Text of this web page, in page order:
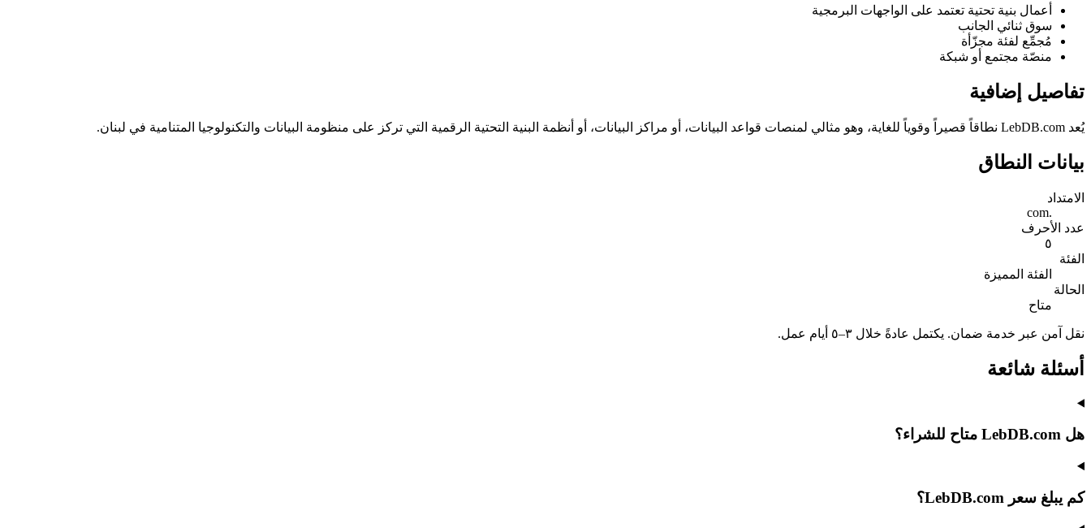
أعمال بنية تحتية تعتمد على الواجهات البرمجية
سوق ثنائي الجانب
مُجمِّع لفئة مجزّأة
منصّة مجتمع أو شبكة
تفاصيل إضافية
يُعد LebDB.com نطاقاً قصيراً وقوياً للغاية، وهو مثالي لمنصات قواعد البيانات، أو مراكز البيانات، أو أنظمة البنية التحتية الرقمية التي تركز على منظومة البيانات والتكنولوجيا المتنامية في لبنان.
بيانات النطاق
الامتداد
.com
عدد الأحرف
٥
الفئة
الفئة المميزة
الحالة
متاح
نقل آمن عبر خدمة ضمان. يكتمل عادةً خلال ٣–٥ أيام عمل.
أسئلة شائعة
هل LebDB.com متاح للشراء؟
كم يبلغ سعر LebDB.com؟